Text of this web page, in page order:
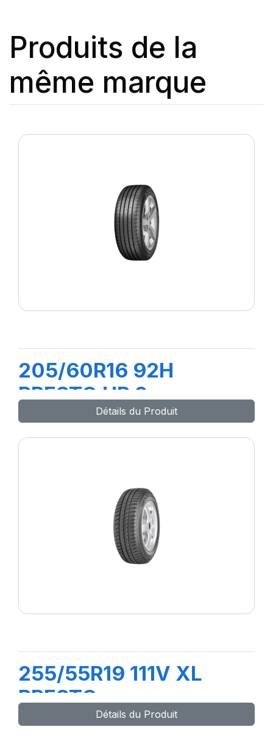
Produits de la
même marque
205/60R16 92H
PRESTO HP 2
Détails du Produit
255/55R19 111V XL
PRESTO
Détails du Produit